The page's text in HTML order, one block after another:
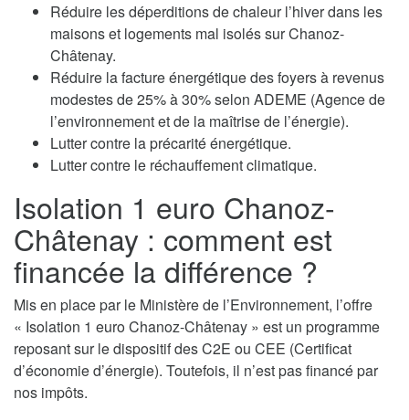
Réduire les déperditions de chaleur l’hiver dans les
maisons et logements mal isolés sur Chanoz-
Châtenay.
Réduire la facture énergétique des foyers à revenus
modestes de 25% à 30% selon ADEME (Agence de
l’environnement et de la maîtrise de l’énergie).
Lutter contre la précarité énergétique.
Lutter contre le réchauffement climatique.
Isolation 1 euro Chanoz-
Châtenay : comment est
financée la différence ?
Mis en place par le Ministère de l’Environnement, l’offre
« Isolation 1 euro Chanoz-Châtenay » est un programme
reposant sur le dispositif des C2E ou CEE (Certificat
d’économie d’énergie). Toutefois, il n’est pas financé par
nos impôts.